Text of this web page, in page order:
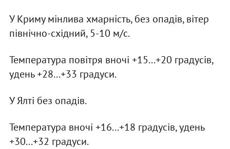
У Криму мінлива хмарність, без опадів, вітер
північно-східний, 5-10 м/с.
Температура повітря вночі +15...+20 градусів,
удень +28...+33 градуси.
У Ялті без опадів.
Температура вночі +16...+18 градусів, удень
+30...+32 градуси.